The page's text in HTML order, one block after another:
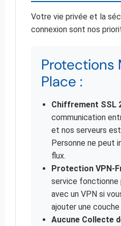
Votre vie privée et la
connexion sont nos
Protections
Place :
Chiffrement SSL
communication
et nos serveurs
Personne ne peut
flux.
Protection VPN-
service
avec un VPN si
ajouter une
Aucune Collecte